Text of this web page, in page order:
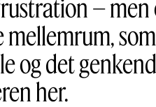
– men
mellemrum,
og det
her.